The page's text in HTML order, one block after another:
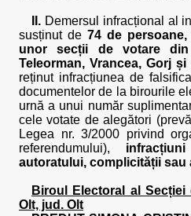
II. Demersul infracțional al
susținut de 74 de
unor secții de votare
Teleorman, Vrancea, Gorj și
reținut infracțiunea de
documentelor de la birourile
urnă a unui număr
cele votate de alegători
Legea nr. 3/2000 privind
referendumului),
autoratului, complicității sau
Biroul Electoral al
Olt, jud. Olt